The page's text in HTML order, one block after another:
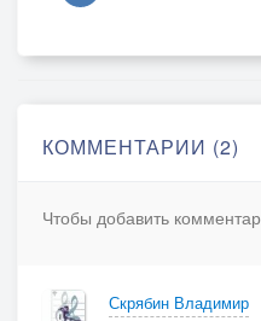
КОММЕНТАРИИ (2)
Чтобы добавить
Скрябин Владимир